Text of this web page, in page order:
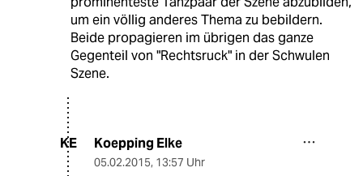
um ein völlig anderes Thema zu bebildern.
Beide propagieren im übrigen das ganze
Gegenteil von "Rechtsruck" in der Schwulen
Szene.
KE Koepping Elke
05.02.2015, 13:57 Uhr